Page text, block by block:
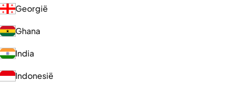
Georgië
Ghana
India
Indonesië